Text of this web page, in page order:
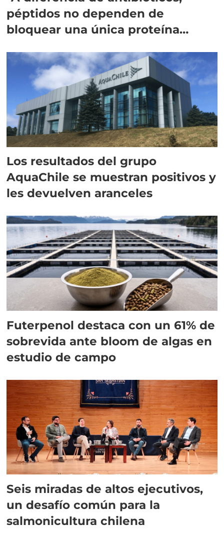
péptidos no dependen de
bloquear una única proteína
Los resultados del grupo
AquaChile se muestran positivos y
les devuelven aranceles
Futerpenol destaca con un 61% de
sobrevida ante bloom de algas en
estudio de campo
Seis miradas de altos ejecutivos,
un desafío común para la
salmonicultura chilena